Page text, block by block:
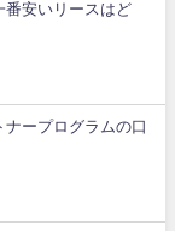
番安いリースはど
ープログラムの口